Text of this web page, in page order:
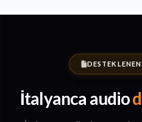
İtalyanca audio